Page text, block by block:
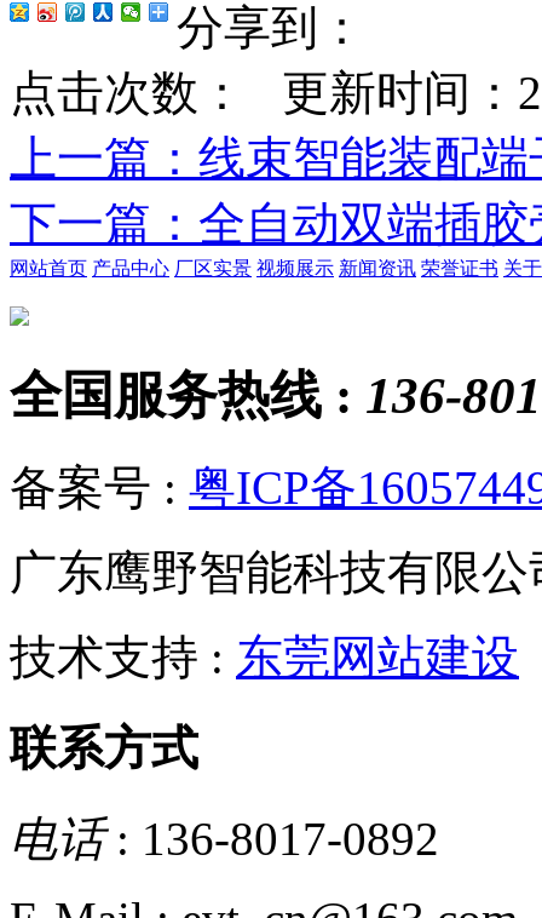
分享到：
点击次数：
更新时间：
上一篇 ：线束智能装配
下一篇 ：全自动双端插
网站首页 产品中心 厂区实景 视频展示 新闻资讯 荣誉证书 关
全国服务热线 : 136-
备案号 : 粤ICP备
广东鹰野智能科技有限
技术支持 : 东莞网站建设
联系方式
电话: 136-8017-0892